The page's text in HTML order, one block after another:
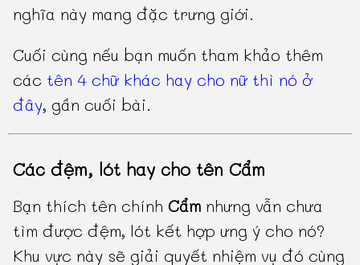
nghĩa này mang đặc trưng giới.
Cuối cùng nếu bạn muốn tham khảo thêm
các tên 4 chữ khác hay cho nữ thì nó ở
đây, gần cuối bài.
Các đệm, lót hay cho tên Cẩm
Bạn thích tên chínhCẩm nhưng vẫn chưa
tìm được đệm, lót kết hợp ưng ý cho nó?
Khu vực này sẽ giải quyết nhiệm vụ đó cùng